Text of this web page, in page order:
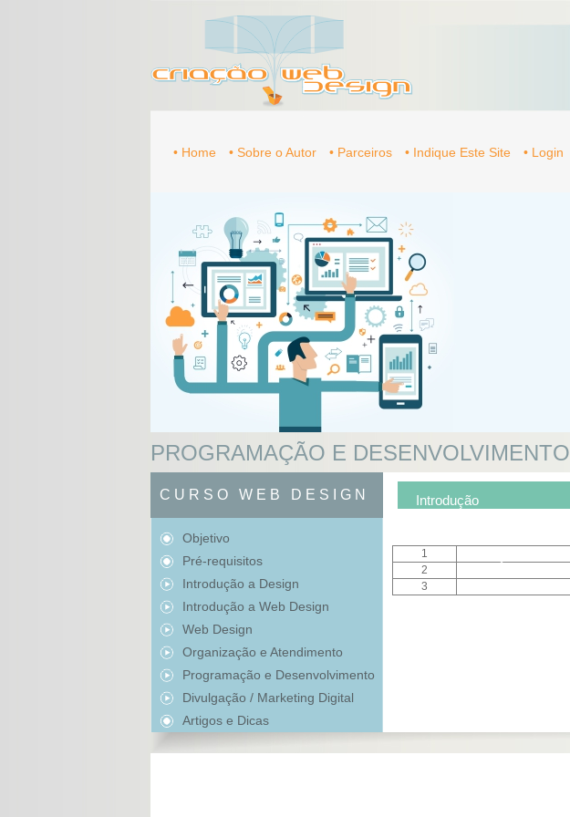
• Home • Sobre o Autor • Parceiros • Indique Este Site • Login
PROGRAMAÇÃO E DESENVOLVIMENTO
CURSO WEB DESIGN
Objetivo
Pré-requisitos
Introdução a Design
Introdução a Web Design
Web Design
Organização e Atendimento
Programação e Desenvolvimento
Divulgação / Marketing Digital
Artigos e Dicas
Introdução
1
2
3